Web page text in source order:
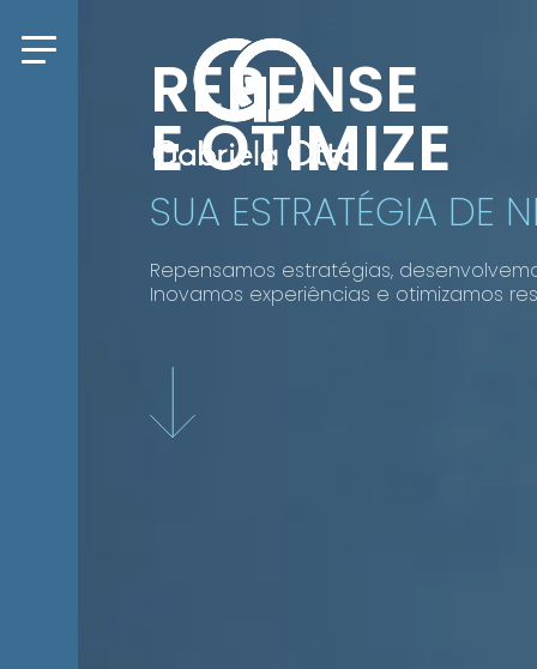
REPENSE
E OTIMIZE
SUA ESTRATÉGIA DE
Repensamos estratégias,
Inovamos experiências e otimizamos